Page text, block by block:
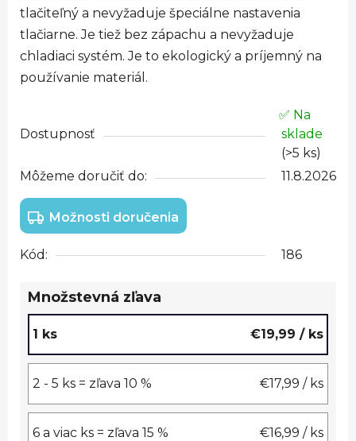
tlačiteľný a nevyžaduje špeciálne nastavenia
tlačiarne. Je tiež bez zápachu a nevyžaduje
chladiaci systém. Je to ekologický a príjemný na
používanie materiál.
Dostupnosť
✅ Na
sklade
(>5 ks)
Môžeme doručiť do:
11.8.2026
Možnosti doručenia
Kód: 186
Množstevná zľava
1 ks €19,99 / ks
2 - 5 ks = zľava 10 % €17,99 / ks
6 a viac ks = zľava 15 % €16,99 / ks